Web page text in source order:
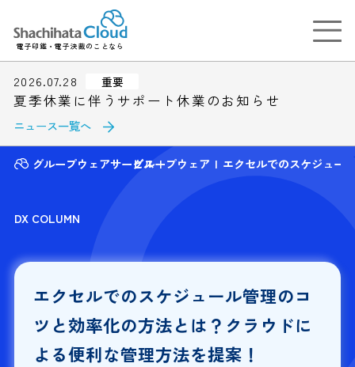
電子印鑑・電子決裁のことなら
2026.07.28 重要
夏季休業に伴うサポート休業のお知らせ
ニュース一覧へ
グループウェアサービスグループウェア エクセルでのスケジュー
DX COLUMN
エクセルでのスケジュール管理のコ
ツと効率化の方法とは？クラウドに
よる便利な管理方法を提案！